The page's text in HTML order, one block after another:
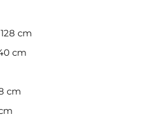
cm
cm
cm